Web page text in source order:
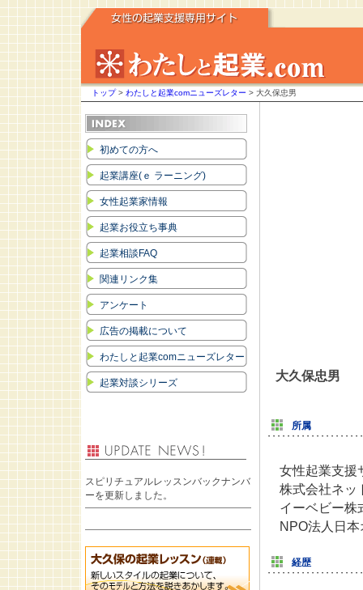
トップ> わたしと起業comニューズレター > 大久保忠男
大久保忠男
所属
女性起業支援
株式会社ネッ
イーベビー株
NPO法人日
経歴
初めての方へ
起業講座(ｅ ラーニング)
女性起業家情報
起業お役立ち事典
起業相談FAQ
関連リンク集
アンケート
広告の掲載について
わたしと起業comニューズレター
起業対談シリーズ
スピリチュアルレッスンバックナンバ
ーを更新しました。